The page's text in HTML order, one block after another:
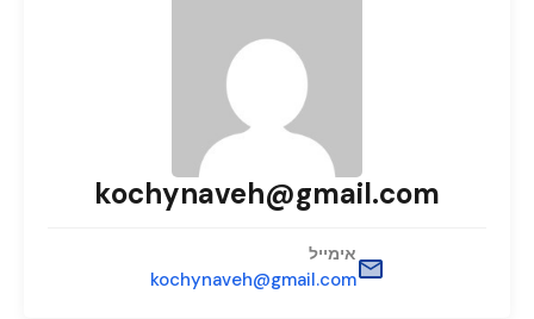
kochynaveh@gmail.com
אימייל
kochynaveh@gmail.com